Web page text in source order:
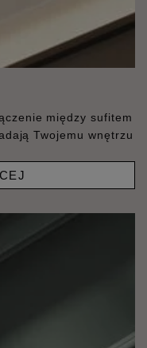
między sufitem
Twojemu wnętrzu